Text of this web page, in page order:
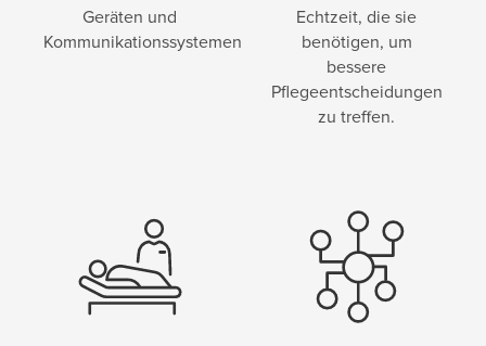
Geräten und
Kommunikationssystemen
Echtzeit, die sie
benötigen, um
bessere
Pflegeentscheidungen
zu treffen.